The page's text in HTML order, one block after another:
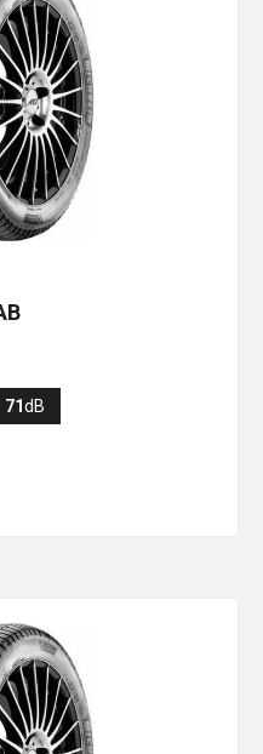
71dB